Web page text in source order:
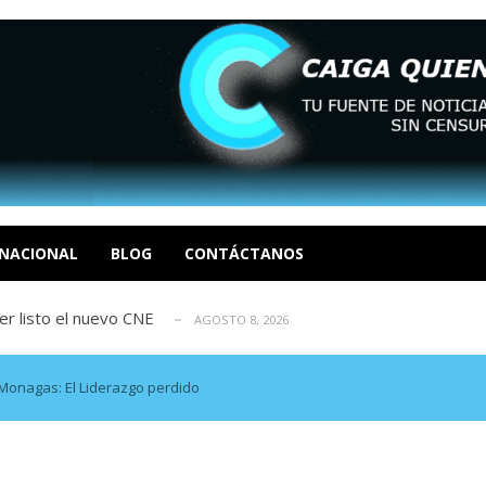
BLOG CONTÁCTANOS
María Afiuni y llamó a reconstruir la... AGOSTO 8, 2026
y el cierre definitivo de su caso... AGOSTO 8, 2026
2026
listo el nuevo CNE
tras los terremotos
María Afiuni y llamó a reconstruir la... AGOSTO 8, 2026
y el cierre definitivo de su caso...
2026
El Liderazgo perdido